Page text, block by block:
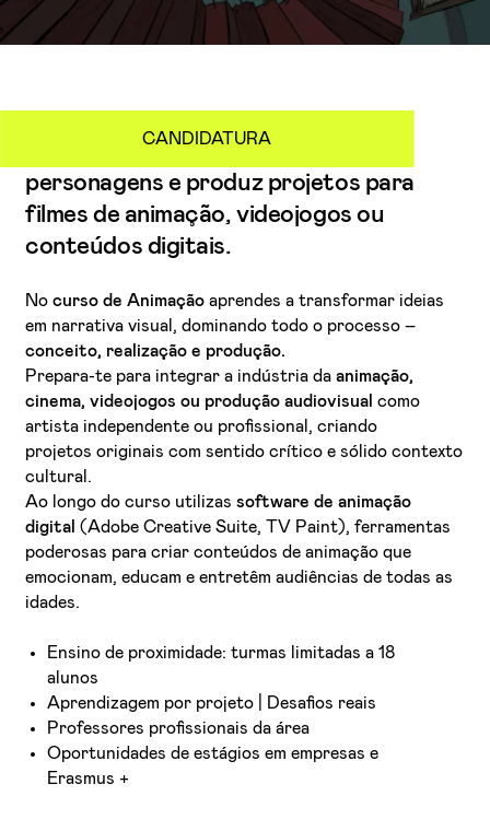
CANDIDATURA
Desenvolve o storytelling, cria
personagens e produz projetos para
filmes de animação, videojogos ou
conteúdos digitais.
Nocurso de Animação aprendes a transformar ideias
em narrativa visual, dominando todo o processo –
conceito, realização e produção.
Prepara-te para integrar a indústria daanimação,
cinema, videojogos ou produção audiovisual como
artista independente ou profissional, criando
projetos originais com sentido crítico e sólido contexto
cultural.
Ao longo do curso utilizassoftware de animação
digital (Adobe Creative Suite, TV Paint), ferramentas
poderosas para criar conteúdos de animação que
emocionam, educam e entretêm audiências de todas as
idades.
Ensino de proximidade: turmas limitadas a 18
alunos
Aprendizagem por projeto | Desafios reais
Professores profissionais da área
Oportunidades de estágios em empresas e
Erasmus +